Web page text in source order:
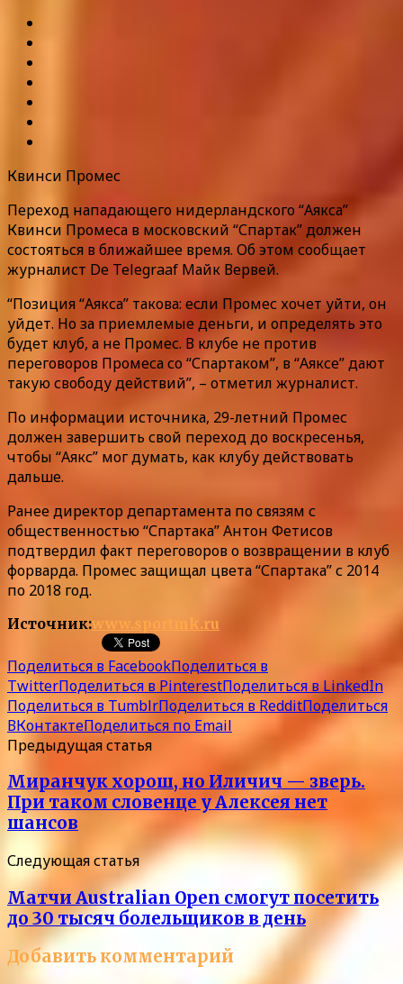
Квинси Промес
Переход нападающего нидерландского “Аякса”
Квинси Промеса в московский “Спартак” должен
состояться в ближайшее время. Об этом сообщает
журналист De Telegraaf Майк Вервей.
“Позиция “Аякса” такова: если Промес хочет уйти, он
уйдет. Но за приемлемые деньги, и определять это
будет клуб, а не Промес. В клубе не против
переговоров Промеса со “Спартаком”, в “Аяксе” дают
такую свободу действий”, – отметил журналист.
По информации источника, 29-летний Промес
должен завершить свой переход до воскресенья,
чтобы “Аякс” мог думать, как клубу действовать
дальше.
Ранее директор департамента по связям с
общественностью “Спартака” Антон Фетисов
подтвердил факт переговоров о возвращении в клуб
форварда. Промес защищал цвета “Спартака” с 2014
по 2018 год.
Источник:www.sportmk.ru
Поделиться в FacebookПоделиться в
TwitterПоделиться в PinterestПоделиться в LinkedIn
Поделиться в TumblrПоделиться в RedditПоделиться
ВКонтактеПоделиться по Email
Предыдущая статья
Миранчук хорош, но Иличич — зверь.
При таком словенце у Алексея нет
шансов
Следующая статья
Матчи Australian Open смогут посетить
до 30 тысяч болельщиков в день
Добавить комментарий